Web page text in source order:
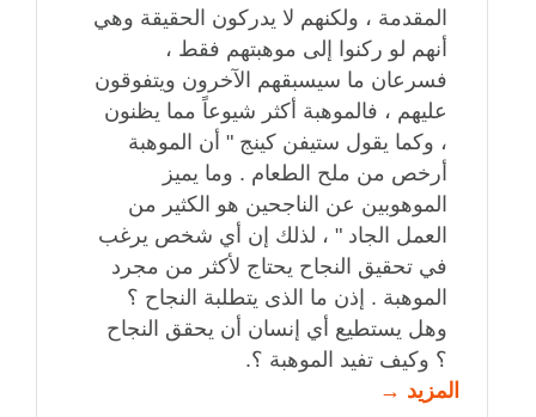
المقدمة ، ولكنهم لا يدركون الحقيقة وهي
أنهم لو ركنوا إلى موهبتهم فقط ،
فسرعان ما سيسبقهم الآخرون ويتفوقون
عليهم ، فالموهبة أكثر شيوعاً مما يظنون
، وكما يقول ستيفن كينج " أن الموهبة
أرخص من ملح الطعام . وما يميز
الموهوبين عن الناجحين هو الكثير من
العمل الجاد " ، لذلك إن أي شخص يرغب
في تحقيق النجاح يحتاج لأكثر من مجرد
الموهبة . إذن ما الذى يتطلبة النجاح ؟
وهل يستطيع أي إنسان أن يحقق النجاح
؟ وكيف تفيد الموهبة ؟.
المزيد →